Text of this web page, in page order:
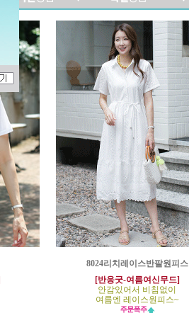
8024리치레이스반팔원피스
[반응굿-여름여신무드]
안감있어서 비침없이
여름엔 레이스원피스~